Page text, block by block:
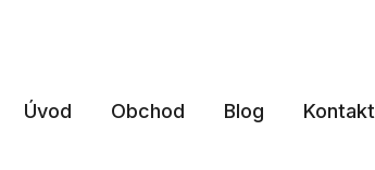
Úvod Obchod Blog Kontakt